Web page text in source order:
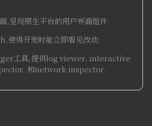
,呈现原生平台的用户界面组件
使得开发时能立即看见改动
工具,提供log viewer, interactive
和network inspector.